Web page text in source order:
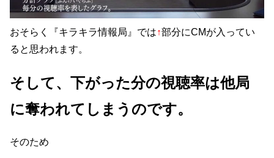
おそらく『キラキラ情報局』では↑部分にCMが入ってい
ると思われます。
そして、下がった分の視聴率は他局
に奪われてしまうのです。
そのため